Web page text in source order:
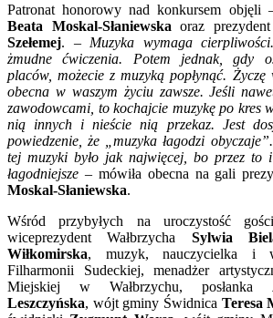
Patronat honorowy nad konkursem objęli
Beata Moskal-Słaniewska oraz prezydent
Szełemej. – Muzyka wymaga
żmudne ćwiczenia. Potem jednak, gdy
placów, możecie z muzyką popłynąć.
obecna w waszym życiu zawsze. Jeśli
zawodowcami, to kochajcie muzykę po kres
nią innych i nieście nią przekaz. Jest
powiedzenie, że „muzyka łagodzi
tej muzyki było jak najwięcej, bo przez to
łagodniejsze – mówiła obecna na gali
Moskal-Słaniewska.
Wśród przybyłych na uroczystość
wiceprezydent Wałbrzycha Sylwia
Wiłkomirska, muzyk, nauczycielka i
Filharmonii Sudeckiej, menadżer
Miejskiej w Wałbrzychu, posłanka
Leszczyńska, wójt gminy Świdnica Teresa